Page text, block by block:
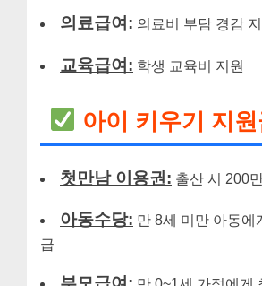
의료급여: 의료비 부담 경감
교육급여: 학생 교육비 지원
아이 키우기 지
첫만남 이용권: 출산 시 200
아동수당: 만 8세 미만 아동에
급